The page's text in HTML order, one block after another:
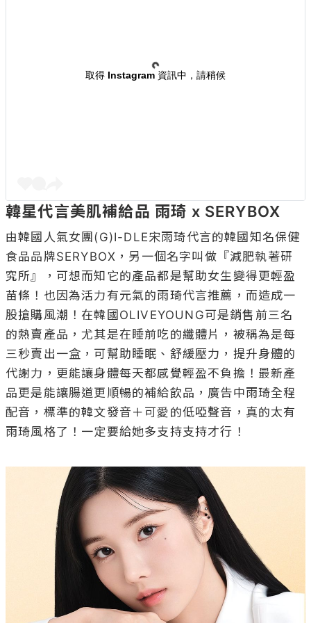
取得 Instagram 資訊中，請稍候
韓星代言美肌補給品 雨琦 x SERYBOX
由韓國人氣女團(G)I-DLE宋雨琦代言的韓國知名保健
食品品牌SERYBOX，另一個名字叫做『減肥執著研
究所』，可想而知它的產品都是幫助女生變得更輕盈
苗條！也因為活力有元氣的雨琦代言推薦，而造成一
股搶購風潮！在韓國OLIVEYOUNG可是銷售前三名
的熱賣產品，尤其是在睡前吃的纖體片，被稱為是每
三秒賣出一盒，可幫助睡眠、舒緩壓力，提升身體的
代謝力，更能讓身體每天都感覺輕盈不負擔！最新產
品更是能讓腸道更順暢的補給飲品，廣告中雨琦全程
配音，標準的韓文發音＋可愛的低啞聲音，真的太有
雨琦風格了！一定要給她多支持支持才行！